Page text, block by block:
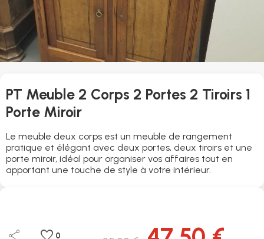
PT Meuble 2 Corps 2 Portes 2 Tiroirs 1
Porte Miroir
Le meuble deux corps est un meuble de rangement
pratique et élégant avec deux portes, deux tiroirs et une
porte miroir, idéal pour organiser vos affaires tout en
apportant une touche de style à votre intérieur.
0